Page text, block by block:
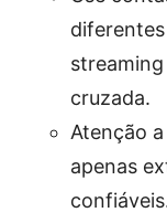
cruzada.
Atenção
apenas